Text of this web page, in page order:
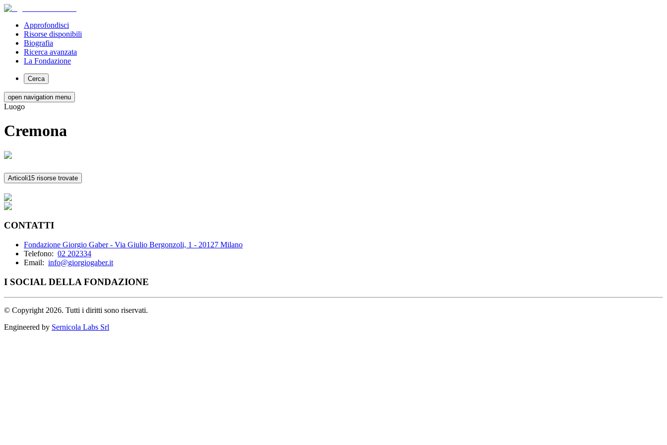
Approfondisci
Risorse disponibili
Biografia
Ricerca avanzata
La Fondazione
Cerca
open navigation menu
Luogo
Cremona
Articoli15 risorse trovate
CONTATTI
Fondazione Giorgio Gaber - Via Giulio Bergonzoli, 1 - 20127 Milano
Telefono: 02 202334
Email: info@giorgiogaber.it
I SOCIAL DELLA FONDAZIONE
© Copyright 2026. Tutti i diritti sono riservati.
Engineered by Sernicola Labs Srl